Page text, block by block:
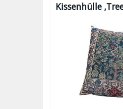
Kissenhülle